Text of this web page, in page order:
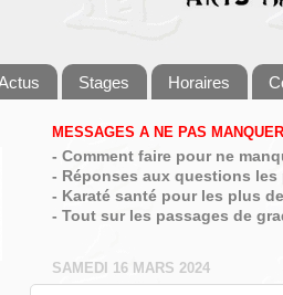
Stages Horaires
MESSAGES A NE PAS MANQUER
- Comment faire pour ne
- Réponses aux questions les
- Karaté santé pour les plus
- Tout sur les passages de
SAMEDI 16 MARS 2024